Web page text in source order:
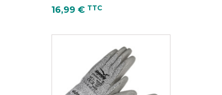
Prix
16,99 € TTC